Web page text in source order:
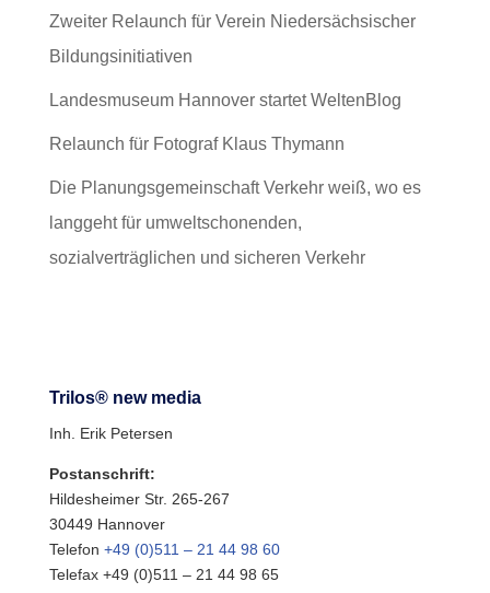
Zweiter Relaunch für Verein Niedersächsischer
Bildungsinitiativen
Landesmuseum Hannover startet WeltenBlog
Relaunch für Fotograf Klaus Thymann
Die Planungsgemeinschaft Verkehr weiß, wo es
langgeht für umweltschonenden,
sozialverträglichen und sicheren Verkehr
Trilos® new media
Inh. Erik Petersen
Postanschrift:
Hildesheimer Str. 265-267
30449 Hannover
Telefon +49 (0)511 – 21 44 98 60
Telefax +49 (0)511 – 21 44 98 65